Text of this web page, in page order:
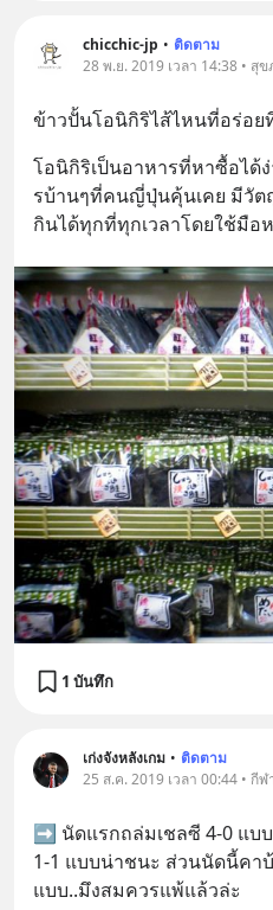
chicchic-jp • ติดตาม
28 พ.ย. 2019 เวลา 14:38 • สุ
ข้าวปั้นโอนิกิริไส้ไหนที่อร่อย
โอนิกิริเป็นอาหารที่หาซื้อได้
รบ้านๆที่คนญี่ปุ่นคุ้นเคย มีวัต
กินได้ทุกที่ทุกเวลาโดยใช้มือ
1 บันทึก
เก่งจังหลังเกม • ติดตาม
25 ส.ค. 2019 เวลา 00:44 • กีฬ
➡️ นัดแรกถล่มเชลซี 4-0 แบ
1-1 แบบน่าชนะ ส่วนนัดนี้คา
แบบ..มึงสมควรแพ้แล้วล่ะ